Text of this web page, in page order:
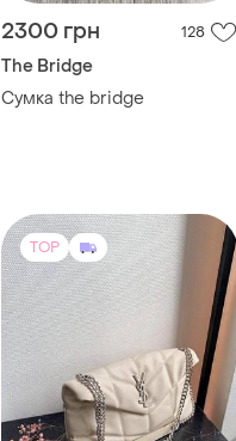
2300 грн 128
The Bridge
Сумка the bridge
TOP